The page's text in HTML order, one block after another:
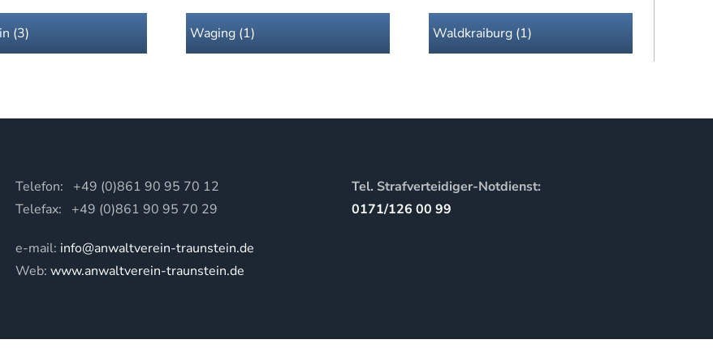
(3) Waging (1) Waldkraiburg (1)
Telefon: +49 (0)861 90 95 70 12
Telefax: +49 (0)861 90 95 70 29
e-mail: info@anwaltverein-traunstein.de
Web:www.anwaltverein-traunstein.de
Tel. Strafverteidiger-Notdienst:
0171/126 00 99